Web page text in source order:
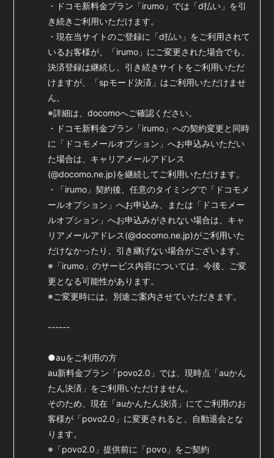
・ドコモ新料金プラン「irumo」では「d払い」を引
き続きご利用いただけます。
・現在当サイトのご登録に「d払い」をご利用されて
いるお客様が、「irumo」にご変更された場合でも、
決済登録は継続し、引き続きサイトをご利用いただ
けますが、「spモード決済」はご利用いただけませ
ん。
※詳細は、docomoへご確認ください。
・ドコモ新料金プラン「irumo」への契約変更と同時
に「ドコモメールオプション」へお申込みいただい
た場合は、キャリアメールアドレス
(@docomo.ne.jp)を継続してご利用いただけます。
・「irumo」契約後、任意のタイミングで「ドコモメ
ールオプション」へお申込み、または「ドコモメー
ルオプション」へお申込みがされない場合は、キャ
リアメールアドレス(@docomo.ne.jp)がご利用いた
だけなかったり、引き継げない場合がございます。
※「irumo」のサービス内容については、今後、ご変
更となる可能性があります。
※ご変更時には、別途ご案内させていただきます。
------
●auをご利用の方
au新料金プラン「povo2.0」では、現時点「auかん
たん決済」をご利用いただけません。
そのため、現在「auかんたん決済」にてご利用のお
客様が「povo2.0」に変更されると、自動退会とな
ります。
※「povo2.0」提供前に「povo」をご契約